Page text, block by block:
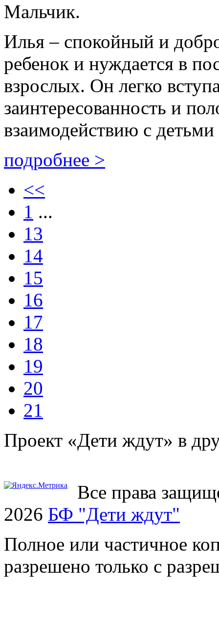
Мальчик.
Илья – спокойный и
ребенок и нуждается в
взрослых. Он легко
заинтересованность и
взаимодействию с
подробнее >
<<
1 ...
13
14
15
16
17
18
19
20
21
Проект «Дети ждут» в
Все права
2026 БФ "Дети ждут"
Полное или частичное
разрешено только с